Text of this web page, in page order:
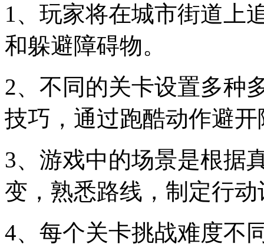
1、玩家将在城市街道上
和躲避障碍物。
2、不同的关卡设置多种
技巧，通过跑酷动作避开
3、游戏中的场景是根据
变，熟悉路线，制定行动
4、每个关卡挑战难度不